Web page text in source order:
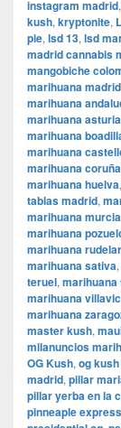
instagram madrid,
kush, kryptonite,
pie, lsd 13, lsd
madrid cannabis
mangobiche
marihuana madrid
marihuana
marihuana
marihuana
marihuana
marihuana coruña
marihuana huelva,
tablas madrid,
marihuana murcia
marihuana
marihuana
marihuana sativa,
teruel, marihuana
marihuana
marihuana
master kush,
milanuncios
OG Kush, og
madrid, pillar
pillar yerba en la
pinneaple express